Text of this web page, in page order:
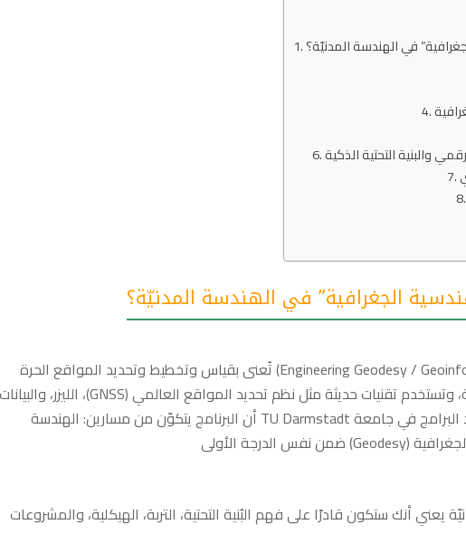
في الهندسة المدنيّة؟
والبنية التحتية الذكية
الجغرافية” في الهندسة المدنيّة؟
المساحة الهندسية الجغرافية (Engineering Geodesy / Geoinformatics) تُعنى بقياس وتخطيط وتحديد المواقع الحرة
والمباني والهياكل ضمن البيئة العمرانية، وتستخدم تقنيات حديثة مثل نظم تحديد المواقع العالمي (GNSS)، الليزر، والبيانات
الجغرافية الرقمية. مثال لذلك، تشرح أحد البرامج في جامعة TU Darmstadt أن البرنامج يتكوّن من مسارين: الهندسة
يعني أنك ستكون قادرًا على فهم البُنية التحتية، التربة، الهيكلية، والمشروعات